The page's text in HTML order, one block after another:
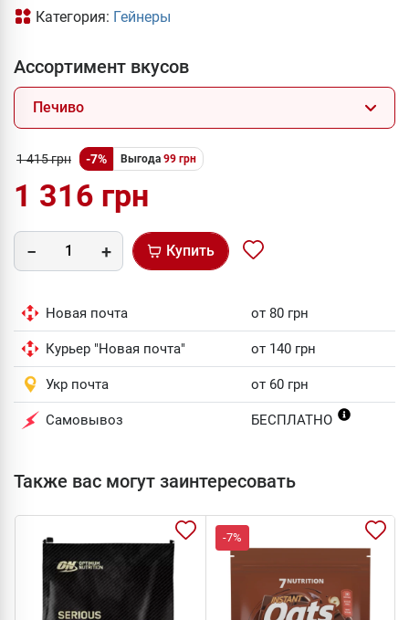
Категория: Гейнеры
Ассортимент вкусов
Печиво
1 415 грн -7% Выгода 99 грн
1 316 грн
Купить
Новая почта от 80 грн
Курьер "Новая почта" от 140 грн
Укр почта от 60 грн
Самовывоз БЕСПЛАТНО
Также вас могут заинтересовать
-7%